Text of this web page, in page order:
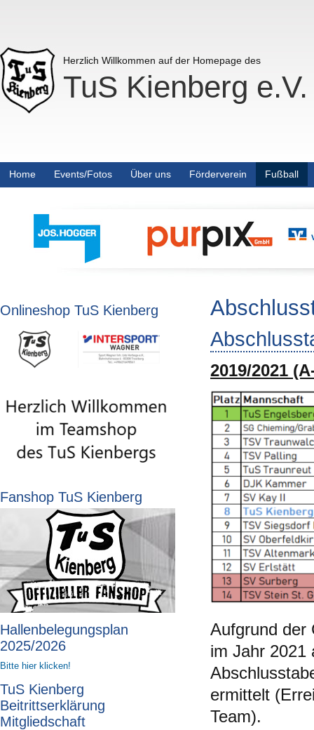
Herzlich Willkommen auf der Homepage des
TuS Kienberg e.V.
Home Events/Fotos Über uns Förderverein Fußball
Onlineshop TuS Kienberg
Fanshop TuS Kienberg
Hallenbelegungsplan
2025/2026
Bitte hier klicken!
TuS Kienberg
Beitrittserklärung
Mitgliedschaft
2019/2021
Aufgrund der
im Jahr 2021
ermittelt
Team).